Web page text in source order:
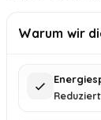
Warum wir